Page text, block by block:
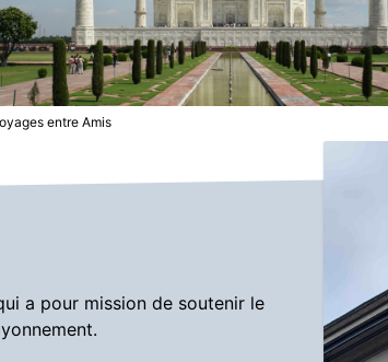
entre Amis
a pour mission de soutenir le